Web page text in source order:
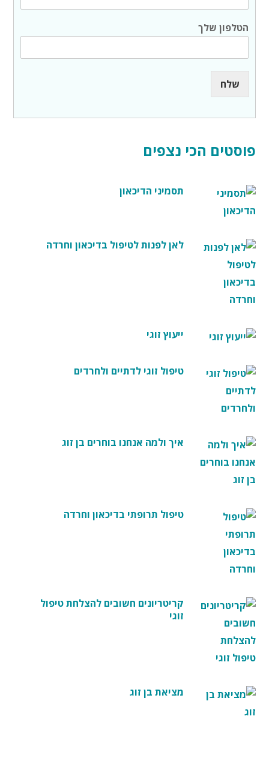
ש
ש
ל
ך
הטלפון שלך
שלח
פוסטים הכי נצפים
תסמיני הדיכאון
לאן לפנות לטיפול בדיכאון וחרדה
ייעוץ זוגי
טיפול זוגי לדתיים ולחרדים
איך ולמה אנחנו בוחרים בן זוג
טיפול תרופתי בדיכאון וחרדה
קריטריונים חשובים להצלחת טיפול
זוגי
מציאת בן זוג